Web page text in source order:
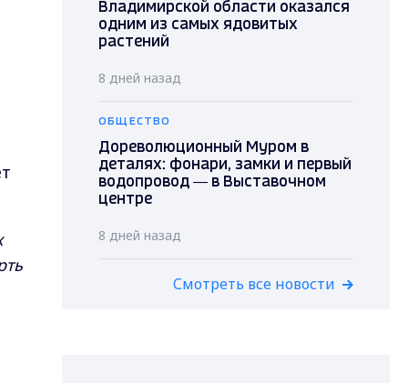
Владимирской области оказался
одним из самых ядовитых
растений
8 дней назад
ОБЩЕСТВО
Дореволюционный Муром в
деталях: фонари, замки и первый
водопровод — в Выставочном
центре
8 дней назад
Смотреть все новости